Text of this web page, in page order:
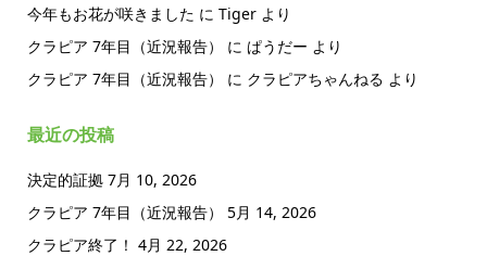
今年もお花が咲きました に Tigerより
クラピア 7年目（近況報告）
に ぱうだー より
クラピア 7年目（近況報告）
に クラピアちゃんねる より
最近の投稿
決定的証拠 7月 10, 2026
クラピア 7年目（近況報告）
5月 14, 2026
クラピア終了！ 4月 22, 2026